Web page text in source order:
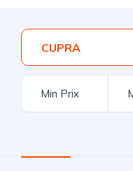
CUPRA